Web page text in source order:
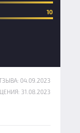
10
04.09.2023
31.08.2023